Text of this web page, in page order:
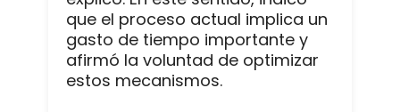
que el proceso actual implica un
gasto de tiempo importante y
afirmó la voluntad de optimizar
estos mecanismos.